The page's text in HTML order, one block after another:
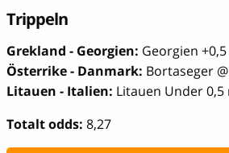
Trippeln
Grekland - Georgien: Georgien +0,5
Österrike - Danmark: Bortaseger
Litauen - Italien: Litauen Under 0,5
Totalt odds: 8,27